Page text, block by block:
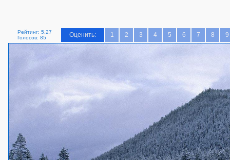
Рейтинг: 5.27
Голосов: 85
Оценить: 1 2 3 4 5 6 7 8 9